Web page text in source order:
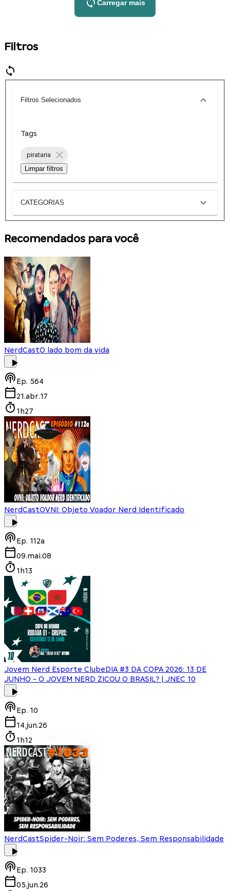
Carregar mais
Filtros
Filtros Selecionados
Tags
pirataria
Limpar filtros
CATEGORIAS
Recomendados para você
NerdCastO lado bom da vida
Ep. 564
21.abr.17
1h27
NerdCastOVNI: Objeto Voador Nerd Identificado
Ep. 112a
09.mai.08
1h13
Jovem Nerd Esporte ClubeDIA #3 DA COPA 2026: 13 DE
JUNHO - O JOVEM NERD ZICOU O BRASIL? | JNEC 10
Ep. 10
14.jun.26
1h12
NerdCastSpider-Noir: Sem Poderes, Sem Responsabilidade
Ep. 1033
05.jun.26